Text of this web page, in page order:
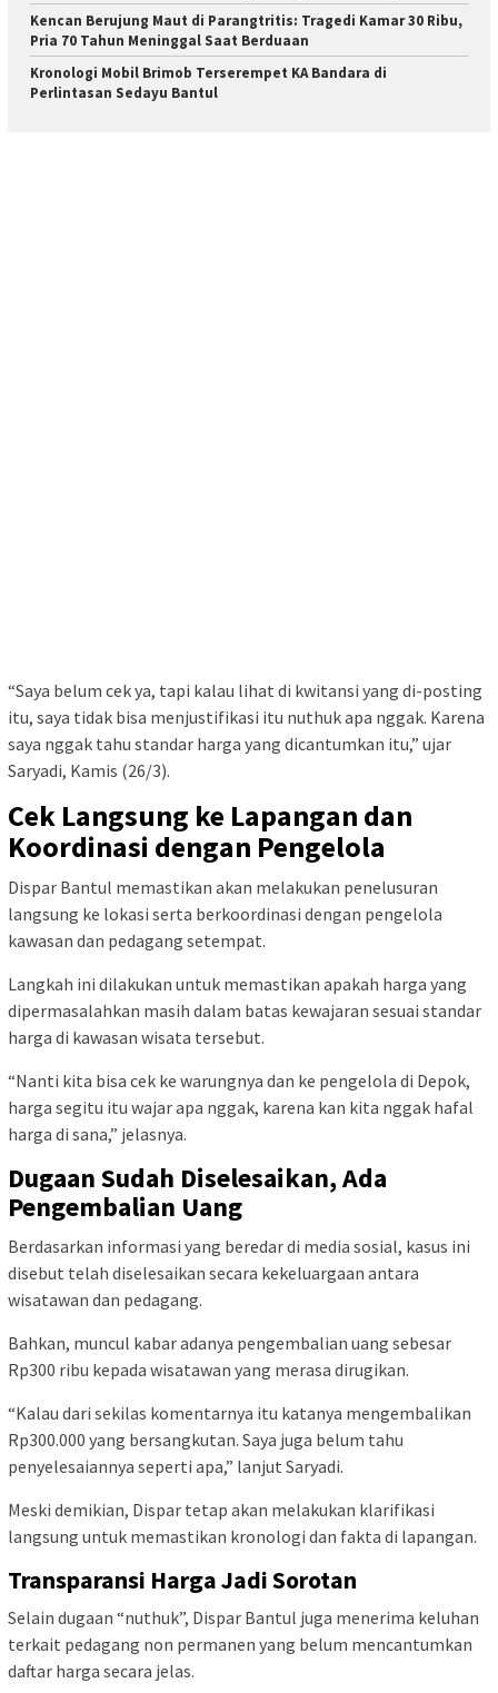
Kencan Berujung Maut di Parangtritis: Tragedi Kamar 30 Ribu,
Pria 70 Tahun Meninggal Saat Berduaan
Kronologi Mobil Brimob Terserempet KA Bandara di
Perlintasan Sedayu Bantul
“Saya belum cek ya, tapi kalau lihat di kwitansi yang di-posting
itu, saya tidak bisa menjustifikasi itu nuthuk apa nggak. Karena
saya nggak tahu standar harga yang dicantumkan itu,” ujar
Saryadi, Kamis (26/3).
Cek Langsung ke Lapangan dan
Koordinasi dengan Pengelola
Dispar Bantul memastikan akan melakukan penelusuran
langsung ke lokasi serta berkoordinasi dengan pengelola
kawasan dan pedagang setempat.
Langkah ini dilakukan untuk memastikan apakah harga yang
dipermasalahkan masih dalam batas kewajaran sesuai standar
harga di kawasan wisata tersebut.
“Nanti kita bisa cek ke warungnya dan ke pengelola di Depok,
harga segitu itu wajar apa nggak, karena kan kita nggak hafal
harga di sana,” jelasnya.
Dugaan Sudah Diselesaikan, Ada
Pengembalian Uang
Berdasarkan informasi yang beredar di media sosial, kasus ini
disebut telah diselesaikan secara kekeluargaan antara
wisatawan dan pedagang.
Bahkan, muncul kabar adanya pengembalian uang sebesar
Rp300 ribu kepada wisatawan yang merasa dirugikan.
“Kalau dari sekilas komentarnya itu katanya mengembalikan
Rp300.000 yang bersangkutan. Saya juga belum tahu
penyelesaiannya seperti apa,” lanjut Saryadi.
Meski demikian, Dispar tetap akan melakukan klarifikasi
langsung untuk memastikan kronologi dan fakta di lapangan.
Transparansi Harga Jadi Sorotan
Selain dugaan “nuthuk”, Dispar Bantul juga menerima keluhan
terkait pedagang non permanen yang belum mencantumkan
daftar harga secara jelas.